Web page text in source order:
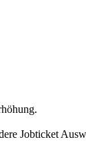
Jobticket